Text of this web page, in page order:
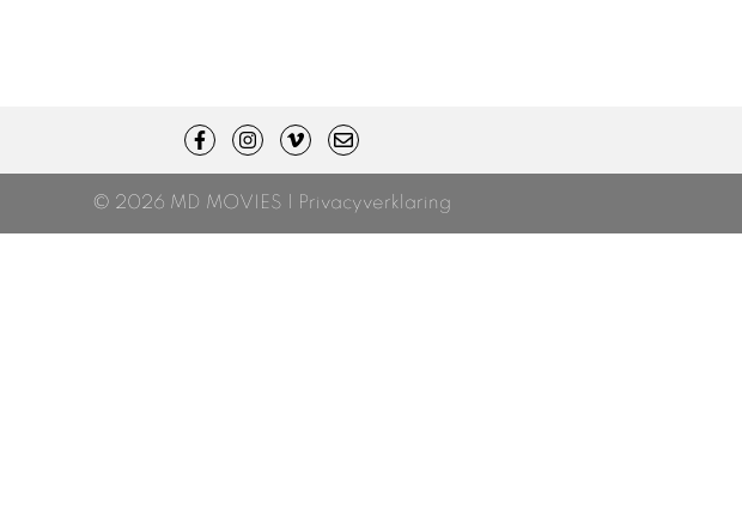
© 2026 MD MOVIES | Privacyverklaring